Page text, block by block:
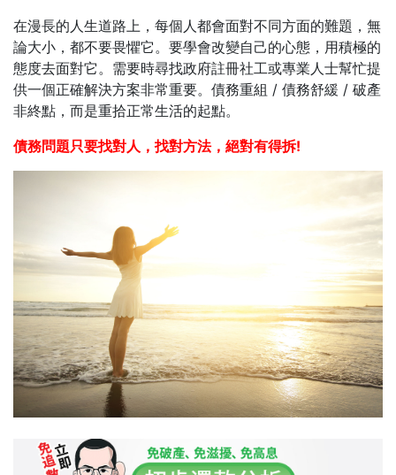
在漫長的人生道路上，每個人都會面對不同方面的難題，無
論大小，都不要畏懼它。要學會改變自己的心態，用積極的
態度去面對它。需要時尋找政府註冊社工或專業人士幫忙提
供一個正確解決方案非常重要。債務重組 / 債務舒緩 / 破產
非終點，而是重拾正常生活的起點。
債務問題只要找對人，找對方法，絕對有得拆!